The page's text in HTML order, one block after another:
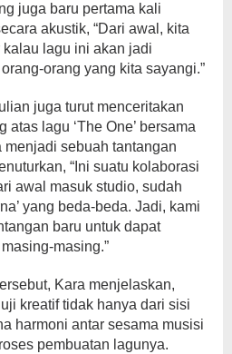
juga baru pertama kali
akustik, “Dari awal, kita
lagu ini akan jadi
orang yang kita sayangi.”
juga turut menceritakan
atas lagu ‘The One’ bersama
sebuah tantangan
“Ini suatu kolaborasi
awal masuk studio, sudah
yang beda-beda. Jadi, kami
baru untuk dapat
masing.”
Kara menjelaskan,
kreatif tidak hanya dari sisi
harmoni antar sesama musisi
pembuatan lagunya.